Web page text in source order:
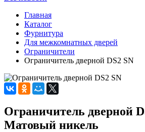
Главная
Каталог
Фурнитура
Для межкомнатных дверей
Ограничители
Ограничитель дверной DS2 SN
Ограничитель дверной
Матовый никель